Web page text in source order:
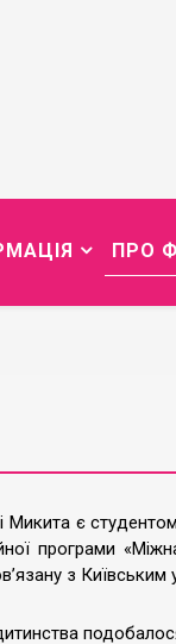
ПРО
Микита є
програми
з Київським